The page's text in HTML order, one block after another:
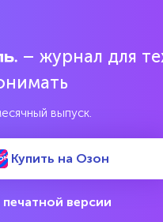
руб
– журнал для
выпуск.
Купить на Озон
печатной версии